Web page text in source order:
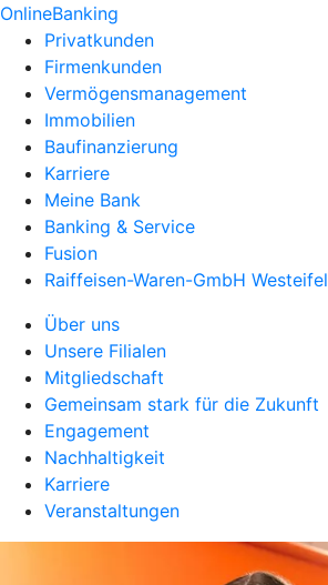
OnlineBanking
Privatkunden
Firmenkunden
Vermögensmanagement
Immobilien
Baufinanzierung
Karriere
Meine Bank
Banking & Service
Fusion
Raiffeisen-Waren-GmbH Westeifel
Über uns
Unsere Filialen
Mitgliedschaft
Gemeinsam stark für die Zukunft
Engagement
Nachhaltigkeit
Karriere
Veranstaltungen